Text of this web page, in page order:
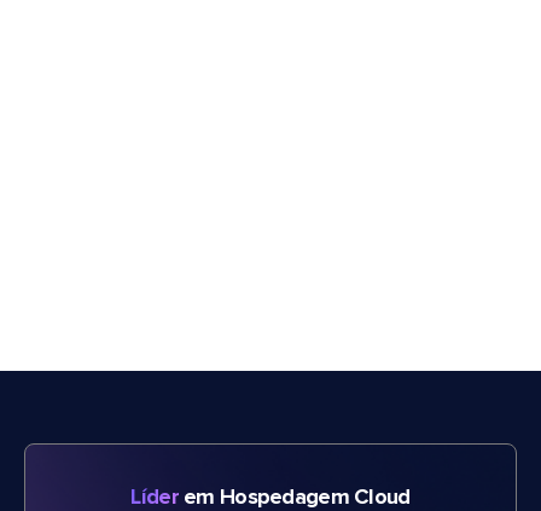
Líderem Hospedagem Cloud